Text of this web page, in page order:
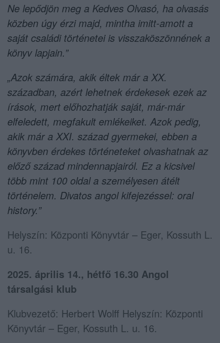
Ne lepődjön meg a Kedves Olvasó, ha olvasás
közben úgy érzi majd, mintha imitt-amott a
saját családi történetei is visszaköszönnének a
könyv lapjain.”
„Azok számára, akik éltek már a XX.
században, azért lehetnek érdekesek ezek az
írások, mert előhozhatják saját, már-már
elfeledett, megfakult emlékeiket. Azok pedig,
akik már a XXI. század gyermekei, ebben a
könyvben érdekes történeteket olvashatnak az
előző század mindennapjairól. Ez a kicsivel
több mint 100 oldal a személyesen átélt
történelem. Divatos angol kifejezéssel: oral
history.”
Helyszín: Központi Könyvtár – Eger, Kossuth L.
u. 16.
2025. április 14., hétfő 16.30 Angol
társalgási klub
Klubvezető: Herbert Wolff Helyszín: Központi
Könyvtár – Eger, Kossuth L. u. 16.